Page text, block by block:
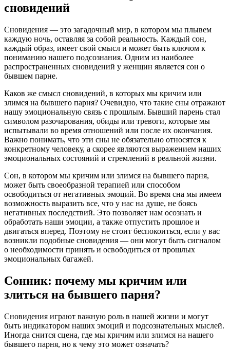
сновидений
Сновидения — это загадочный мир, в котором мы плывем
каждую ночь, оставляя за собой реальность. Каждый сон,
каждый образ, имеет свой смысл и может быть ключом к
пониманию нашего подсознания. Одним из наиболее
распространенных сновидений у женщин является сон о
бывшем парне.
Каков же смысл сновидений, в которых мы кричим или
злимся на бывшего парня? Очевидно, что такие сны отражают
нашу эмоциональную связь с прошлым. Бывший парень стал
символом разочарования, обиды или тревоги, которые мы
испытывали во время отношений или после их окончания.
Важно понимать, что эти сны не обязательно относятся к
конкретному человеку, а скорее являются выражением наших
эмоциональных состояний и стремлений в реальной жизни.
Сон, в котором мы кричим или злимся на бывшего парня,
может быть своеобразной терапией или способом
освободиться от негативных эмоций. Во время сна мы имеем
возможность выразить все, что у нас на душе, не боясь
негативных последствий. Это позволяет нам осознать и
обработать наши эмоции, а также отпустить прошлое и
двигаться вперед. Поэтому не стоит беспокоиться, если у вас
возникли подобные сновидения — они могут быть сигналом
о необходимости принять и освободиться от прошлых
эмоциональных багажей.
Сонник: почему мы кричим или
злиться на бывшего парня?
Сновидения играют важную роль в нашей жизни и могут
быть индикатором наших эмоций и подсознательных мыслей.
Иногда снится сцена, где мы кричим или злимся на нашего
бывшего парня, но к чему это может означать?